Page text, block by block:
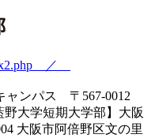
／
ャンパス 〒567-0012
野大学短期大学部】大阪
大阪市阿倍野区文の里